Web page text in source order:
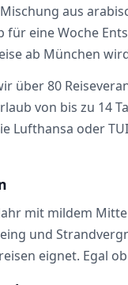
aus
für eine Woche
ab München
über 80
von bis zu 14
Lufthansa oder
mit mildem
und
eignet. Egal